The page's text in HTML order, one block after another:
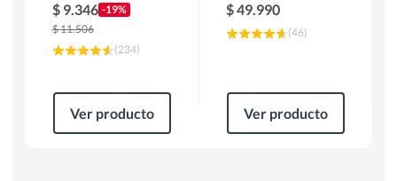
$ 9.346 -19%
$11.506
(234)
Ver producto
$49.990
(46)
Ver producto